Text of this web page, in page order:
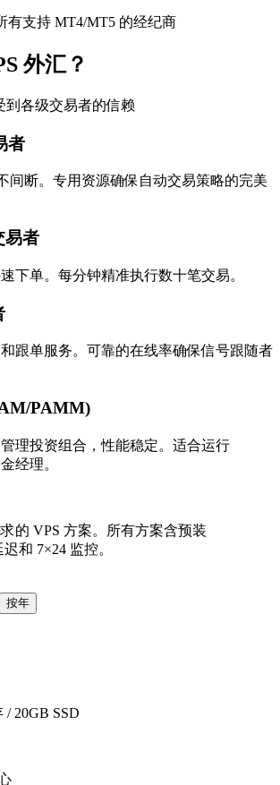
支持 MT4/MT5 的经纪商
外汇？
到各级交易者的信赖
者
间断。专用资源确保自动交易策略的完美
易者
下单。每分钟精准执行数十笔交易。
跟单服务。可靠的在线率确保信号跟随者
PAMM)
理投资组合，性能稳定。适合运行
经理。
的 VPS 方案。所有方案含预装
和 7×24 监控。
按年
/ 20GB SSD